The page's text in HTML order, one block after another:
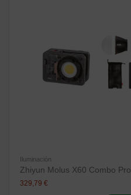
Iluminación
Zhiyun Molus X60 Combo Pro
329,79 €